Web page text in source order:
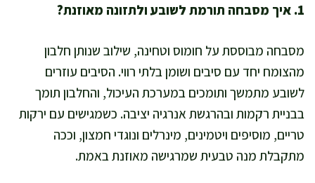
1. איך מסבחה תורמת לשובע ולתזונה מאוזנת?
מסבחה מבוססת על חומוס וטחינה, שילוב שנותן חלבון
מהצומח יחד עם סיבים ושומן בלתי רווי. הסיבים עוזרים
לשובע מתמשך ותומכים במערכת העיכול, והחלבון תומך
בבניית רקמות ובהרגשת אנרגיה יציבה. כשמגישים עם ירקות
טריים, מוסיפים ויטמינים, מינרלים ונוגדי חמצון, וככה
מתקבלת מנה טבעית שמרגישה מאוזנת באמת.